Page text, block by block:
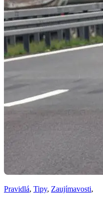
Pravidlá, Tipy, Zaujímavosti,